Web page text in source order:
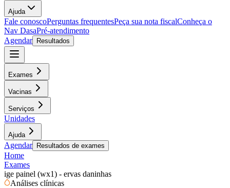
Ajuda
Fale conoscoPerguntas frequentesPeça sua nota fiscalConheça o
Nav DasaPré-atendimento
Agendar
Resultados
Exames
Vacinas
Serviços
Unidades
Ajuda
Agendar Resultados de exames
Home
Exames
ige painel (wx1) - ervas daninhas
Análises clínicas